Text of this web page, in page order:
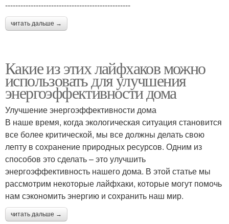
-------------------------------------------------
читать дальше →
Какие из этих лайфхаков можно
использовать для улучшения
энергоэффективности дома
Улучшение энергоэффективности дома
В наше время, когда экологическая ситуация становится
все более критической, мы все должны делать свою
лепту в сохранение природных ресурсов. Одним из
способов это сделать – это улучшить
энергоэффективность нашего дома. В этой статье мы
рассмотрим некоторые лайфхаки, которые могут помочь
нам сэкономить энергию и сохранить наш мир.
читать дальше →